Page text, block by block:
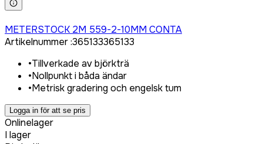
METERSTOCK 2M 559-2-10MM CONTA
Artikelnummer:365133365133
•Tillverkade av björkträ
•Nollpunkt i båda ändar
•Metrisk gradering och engelsk tum
Logga in för att se pris
Onlinelager
I lager